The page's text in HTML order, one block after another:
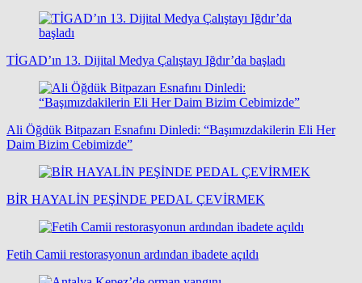
TİGAD’ın 13. Dijital Medya Çalıştayı Iğdır’da başladı
Ali Öğdük Bitpazarı Esnafını Dinledi: “Başımızdakilerin Eli Her
Daim Bizim Cebimizde”
BİR HAYALİN PEŞİNDE PEDAL ÇEVİRMEK
Fetih Camii restorasyonun ardından ibadete açıldı